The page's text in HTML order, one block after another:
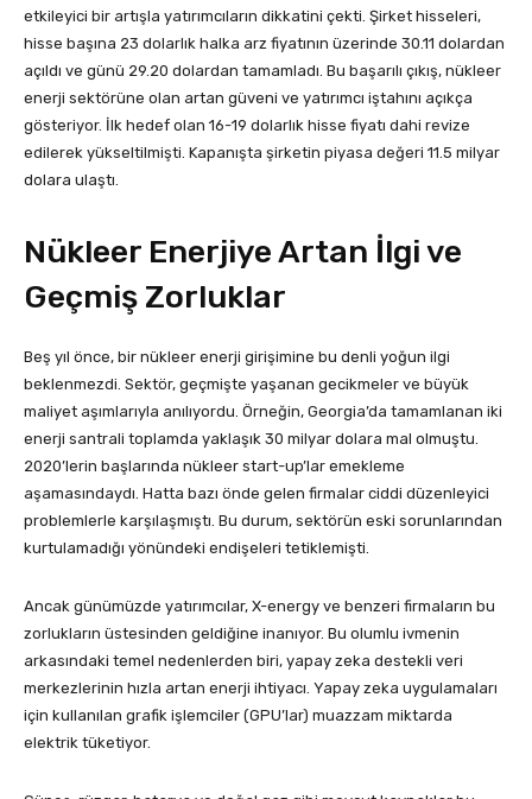
etkileyici bir artışla yatırımcıların dikkatini çekti. Şirket hisseleri,
hisse başına 23 dolarlık halka arz fiyatının üzerinde 30.11 dolardan
açıldı ve günü 29.20 dolardan tamamladı. Bu başarılı çıkış, nükleer
enerji sektörüne olan artan güveni ve yatırımcı iştahını açıkça
gösteriyor. İlk hedef olan 16-19 dolarlık hisse fiyatı dahi revize
edilerek yükseltilmişti. Kapanışta şirketin piyasa değeri 11.5 milyar
dolara ulaştı.
Nükleer Enerjiye Artan İlgi ve
Geçmiş Zorluklar
Beş yıl önce, bir nükleer enerji girişimine bu denli yoğun ilgi
beklenmezdi. Sektör, geçmişte yaşanan gecikmeler ve büyük
maliyet aşımlarıyla anılıyordu. Örneğin, Georgia’da tamamlanan iki
enerji santrali toplamda yaklaşık 30 milyar dolara mal olmuştu.
2020’lerin başlarında nükleer start-up’lar emekleme
aşamasındaydı. Hatta bazı önde gelen firmalar ciddi düzenleyici
problemlerle karşılaşmıştı. Bu durum, sektörün eski sorunlarından
kurtulamadığı yönündeki endişeleri tetiklemişti.
Ancak günümüzde yatırımcılar, X-energy ve benzeri firmaların bu
zorlukların üstesinden geldiğine inanıyor. Bu olumlu ivmenin
arkasındaki temel nedenlerden biri, yapay zeka destekli veri
merkezlerinin hızla artan enerji ihtiyacı. Yapay zeka uygulamaları
için kullanılan grafik işlemciler (GPU’lar) muazzam miktarda
elektrik tüketiyor.